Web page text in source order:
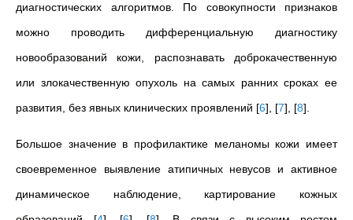
диагностических алгоритмов. По совокупности признаков
можно проводить дифференциальную диагностику
новообразований кожи, распознавать доброкачественную
или злокачественную опухоль на самых ранних сроках ее
развития, без явных клинических проявлений [6] [7] [8]
Большое значение в профилактике меланомы кожи имеет
своевременное выявление атипичных невусов и активное
динамическое наблюдение, картирование кожных